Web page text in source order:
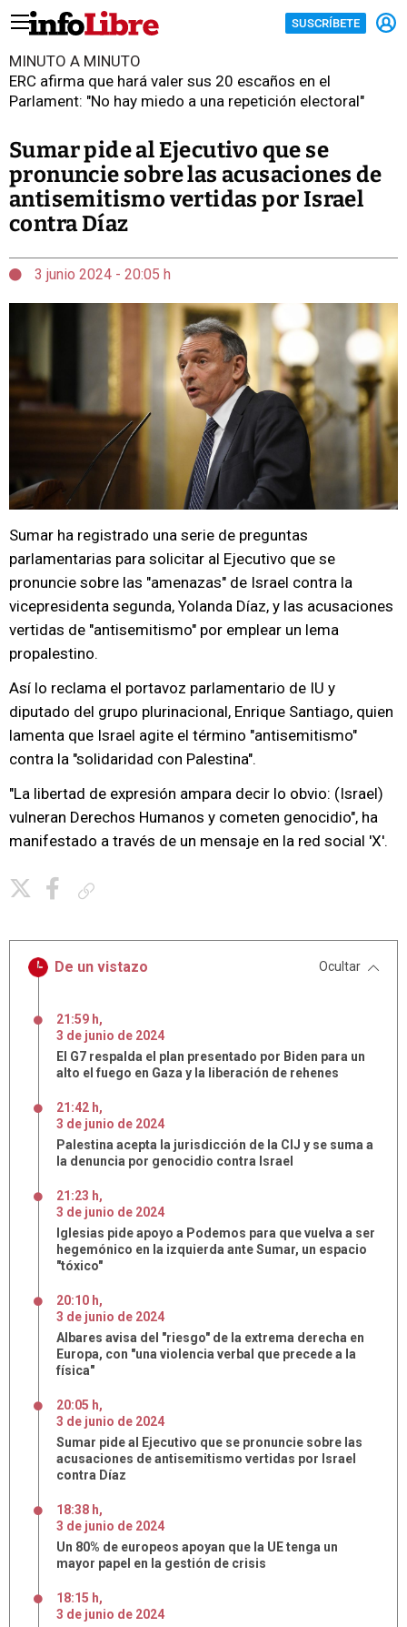
SUSCRÍBETE
MINUTO A MINUTO
ERC afirma que hará valer sus 20 escaños en el
Parlament: "No hay miedo a una repetición electoral"
Sumar pide al Ejecutivo que se
pronuncie sobre las acusaciones de
antisemitismo vertidas por Israel
contra Díaz
3 junio 2024 - 20:05 h
Sumar ha registrado una serie de preguntas
parlamentarias para solicitar al Ejecutivo que se
pronuncie sobre las "amenazas" de Israel contra la
vicepresidenta segunda, Yolanda Díaz, y las acusaciones
vertidas de "antisemitismo" por emplear un lema
propalestino.
Así lo reclama el portavoz parlamentario de IU y
diputado del grupo plurinacional, Enrique Santiago, quien
lamenta que Israel agite el término "antisemitismo"
contra la "solidaridad con Palestina".
"La libertad de expresión ampara decir lo obvio: (Israel)
vulneran Derechos Humanos y cometen genocidio", ha
manifestado a través de un mensaje en la red social 'X'.
De un vistazo Ocultar
21:59 h,
3 de junio de 2024
El G7 respalda el plan presentado por Biden para un
alto el fuego en Gaza y la liberación de rehenes
21:42 h,
3 de junio de 2024
Palestina acepta la jurisdicción de la CIJ y se suma a
la denuncia por genocidio contra Israel
21:23 h,
3 de junio de 2024
Iglesias pide apoyo a Podemos para que vuelva a ser
hegemónico en la izquierda ante Sumar, un espacio
"tóxico"
20:10 h,
3 de junio de 2024
Albares avisa del "riesgo" de la extrema derecha en
Europa, con "una violencia verbal que precede a la
física"
20:05 h,
3 de junio de 2024
Sumar pide al Ejecutivo que se pronuncie sobre las
acusaciones de antisemitismo vertidas por Israel
contra Díaz
18:38 h,
3 de junio de 2024
Un 80% de europeos apoyan que la UE tenga un
mayor papel en la gestión de crisis
18:15 h,
3 de junio de 2024